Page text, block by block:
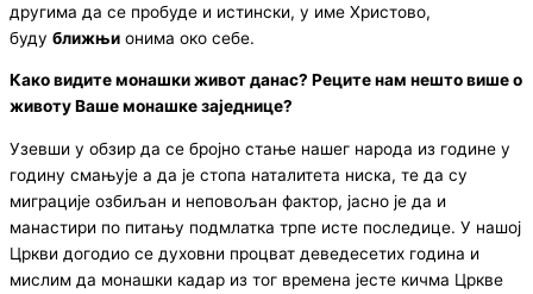
другима да се пробуде и истински, у име Христово,
буду ближњи онима око себе.
Како видите монашки живот данас? Реците нам нештовишео
животу Ваше монашке заједнице?
Узевши у обзир да се бројно стање нашег народа из године у
годину смањује а да је стопа наталитета ниска, те да су
миграције озбиљан и неповољан фактор, јасно је да и
манастири по питању подмлатка трпе исте последице. У нашој
Цркви догодио се духовни процват деведесетих година и
мислим да монашки кадар из тог времена јесте кичма Цркве